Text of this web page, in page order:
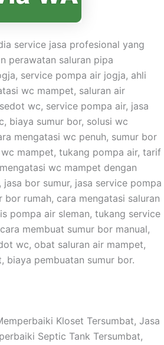
service jasa profesional yang
perawatan saluran pipa
service pompa air jogja, ahli
wc mampet, saluran air
wc, service pompa air, jasa
biaya sumur bor, solusi wc
mengatasi wc penuh, sumur bor
mampet, tukang pompa air, tarif
wc mampet dengan
bor sumur, jasa service pompa
rumah, cara mengatasi saluran
pompa air sleman, tukang service
membuat sumur bor manual,
wc, obat saluran air mampet,
biaya pembuatan sumur bor.
Kloset Tersumbat, Jasa
Septic Tank Tersumbat,